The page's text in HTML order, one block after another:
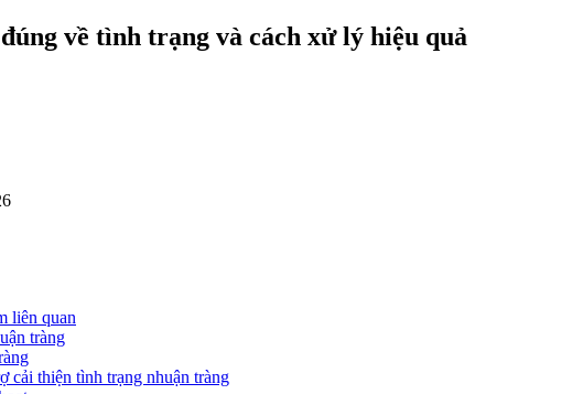
về tình trạng và cách xử lý hiệu quả
liên quan
tràng
cải thiện tình trạng nhuận tràng